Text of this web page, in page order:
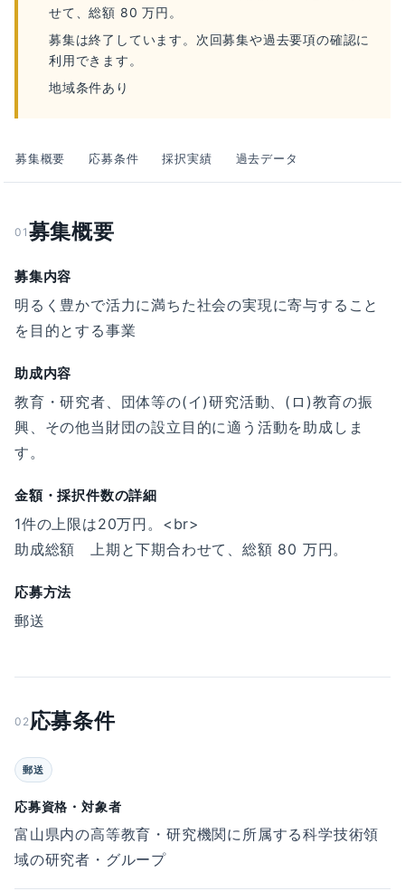
せて、総額 80 万円。
募集は終了しています。次回募集や過去要項の確認に
利用できます。
地域条件あり
募集概要 応募条件 採択実績 過去データ
01 募集概要
募集内容
明るく豊かで活力に満ちた社会の実現に寄与すること
を目的とする事業
助成内容
教育・研究者、団体等の(イ)研究活動、(ロ)教育の振
興、その他当財団の設立目的に適う活動を助成しま
す。
金額・採択件数の詳細
1件の上限は20万円。<br>
助成総額 上期と下期合わせて、総額 80 万円。
応募方法
郵送
02 応募条件
郵送
応募資格・対象者
富山県内の高等教育・研究機関に所属する科学技術領
域の研究者・グループ